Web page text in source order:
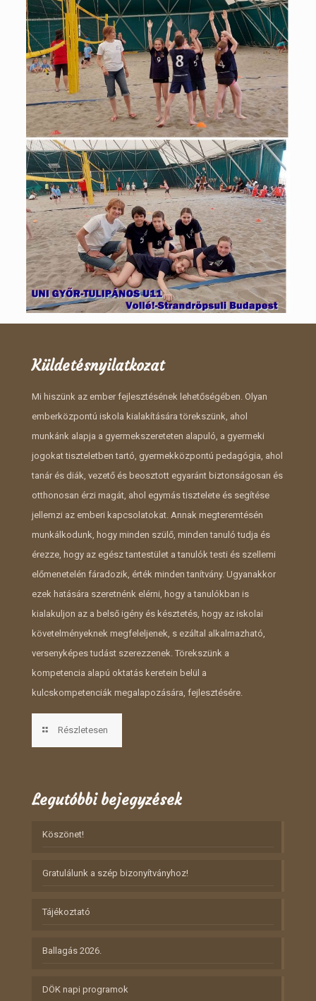
Küldetésnyilatkozat
Mi hiszünk az ember fejlesztésének lehetőségében. Olyan
emberközpontú iskola kialakítására törekszünk, ahol
munkánk alapja a gyermekszereteten alapuló, a gyermeki
jogokat tiszteletben tartó, gyermekközpontú pedagógia, ahol
tanár és diák, vezető és beosztott egyaránt biztonságosan és
otthonosan érzi magát, ahol egymás tisztelete és segítése
jellemzi az emberi kapcsolatokat. Annak megteremtésén
munkálkodunk, hogy minden szülő, minden tanuló tudja és
érezze, hogy az egész tantestület a tanulók testi és szellemi
előmenetelén fáradozik, érték minden tanítvány. Ugyanakkor
ezek hatására szeretnénk elérni, hogy a tanulókban is
kialakuljon az a belső igény és késztetés, hogy az iskolai
követelményeknek megfeleljenek, s ezáltal alkalmazható,
versenyképes tudást szerezzenek. Törekszünk a
kompetencia alapú oktatás keretein belül a
kulcskompetenciák megalapozására, fejlesztésére.
Részletesen
Legutóbbi bejegyzések
Köszönet!
Gratulálunk a szép bizonyítványhoz!
Tájékoztató
Ballagás 2026.
DÖK napi programok